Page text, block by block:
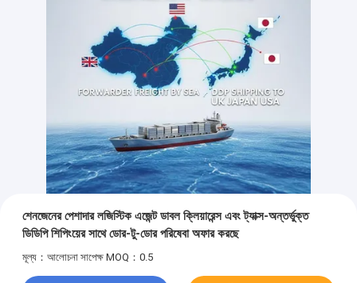
শেনজেনের পেশাদার লজিস্টিক এজেন্ট ডাবল ক্লিয়ারেন্স এবং ট্যাক্স-অন্তর্ভুক্ত
ডিডিপি শিপিংয়ের সাথে ডোর-টু-ডোর পরিষেবা অফার করছে
মূল্য：আলোচনা সাপেক্ষ MOQ：0.5